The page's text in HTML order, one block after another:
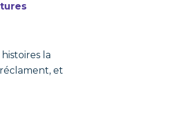
la
et